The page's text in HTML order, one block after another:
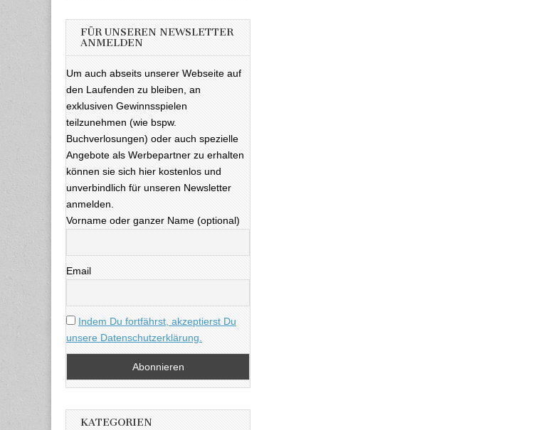
FÜR UNSEREN NEWSLETTER
ANMELDEN
Um auch abseits unserer Webseite auf
den Laufenden zu bleiben, an
exklusiven Gewinnsspielen
teilzunehmen (wie bspw.
Buchverlosungen) oder auch spezielle
Angebote als Werbepartner zu erhalten
können sie sich hier kostenlos und
unverbindlich für unseren Newsletter
anmelden.
Vorname oder ganzer Name (optional)
Email
Indem Du fortfährst, akzeptierst Du
unsere Datenschutzerklärung.
KATEGORIEN